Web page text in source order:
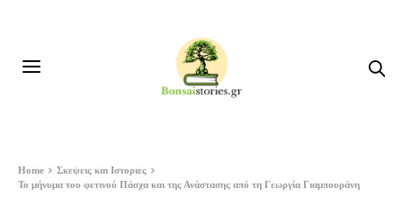
Home
Σκεψεις και Ιστοριες
Το μήνυμα του φετινού Πάσχα και της Ανάστασης από τη Γεωργία Γιαμπουράνη